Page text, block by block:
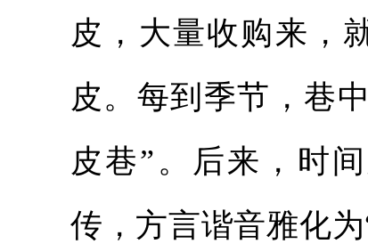
皮，大量收购来，
皮。每到季节，巷
皮巷”。后来，时
传，方言谐音雅化